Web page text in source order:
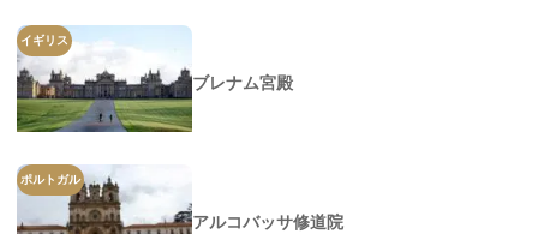
イギリス
ブレナム宮殿
ポルトガル
アルコバッサ修道院